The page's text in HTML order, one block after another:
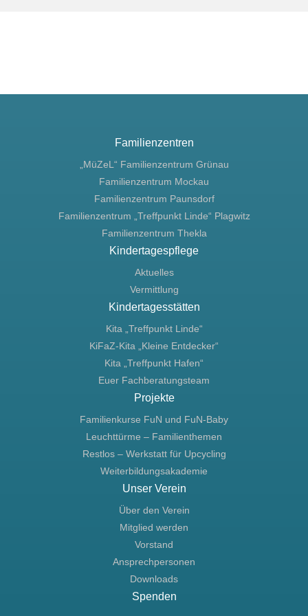
Familienzentren
„MüZeL“ Familienzentrum Grünau
Familienzentrum Mockau
Familienzentrum Paunsdorf
Familienzentrum „Treffpunkt Linde“ Plagwitz
Familienzentrum Thekla
Kindertagespflege
Aktuelles
Vermittlung
Kindertagesstätten
Kita „Treffpunkt Linde“
KiFaZ-Kita „Kleine Entdecker“
Kita „Treffpunkt Hafen“
Euer Fachberatungsteam
Projekte
Familienkurse FuN und FuN-Baby
Leuchttürme – Familienthemen
Restlos – Werkstatt für Upcycling
Weiterbildungsakademie
Unser Verein
Über den Verein
Mitglied werden
Vorstand
Ansprechpersonen
Downloads
Spenden